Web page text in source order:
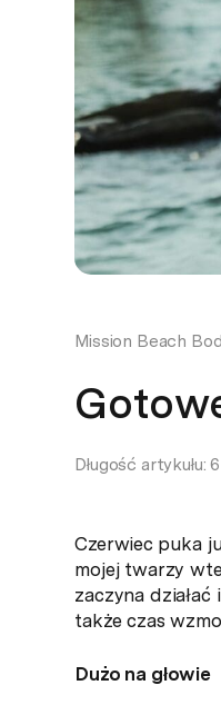
Mission Beach
Długość artykułu:
Czerwiec puka
mojej twarzy
zaczyna
także czas
Dużo na głowie